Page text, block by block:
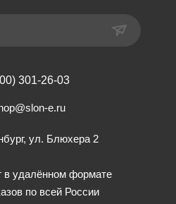
301-26-03
e.ru
ул. Блюхера 2
в удалённом формате
по всей России